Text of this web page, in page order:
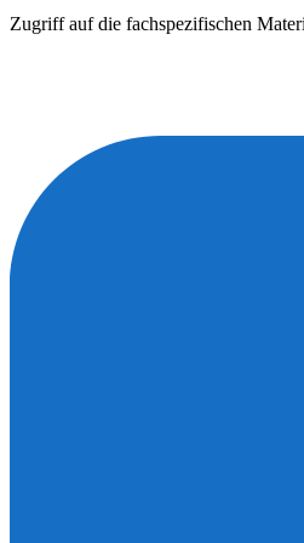
Zugriff auf die fachspezifischen